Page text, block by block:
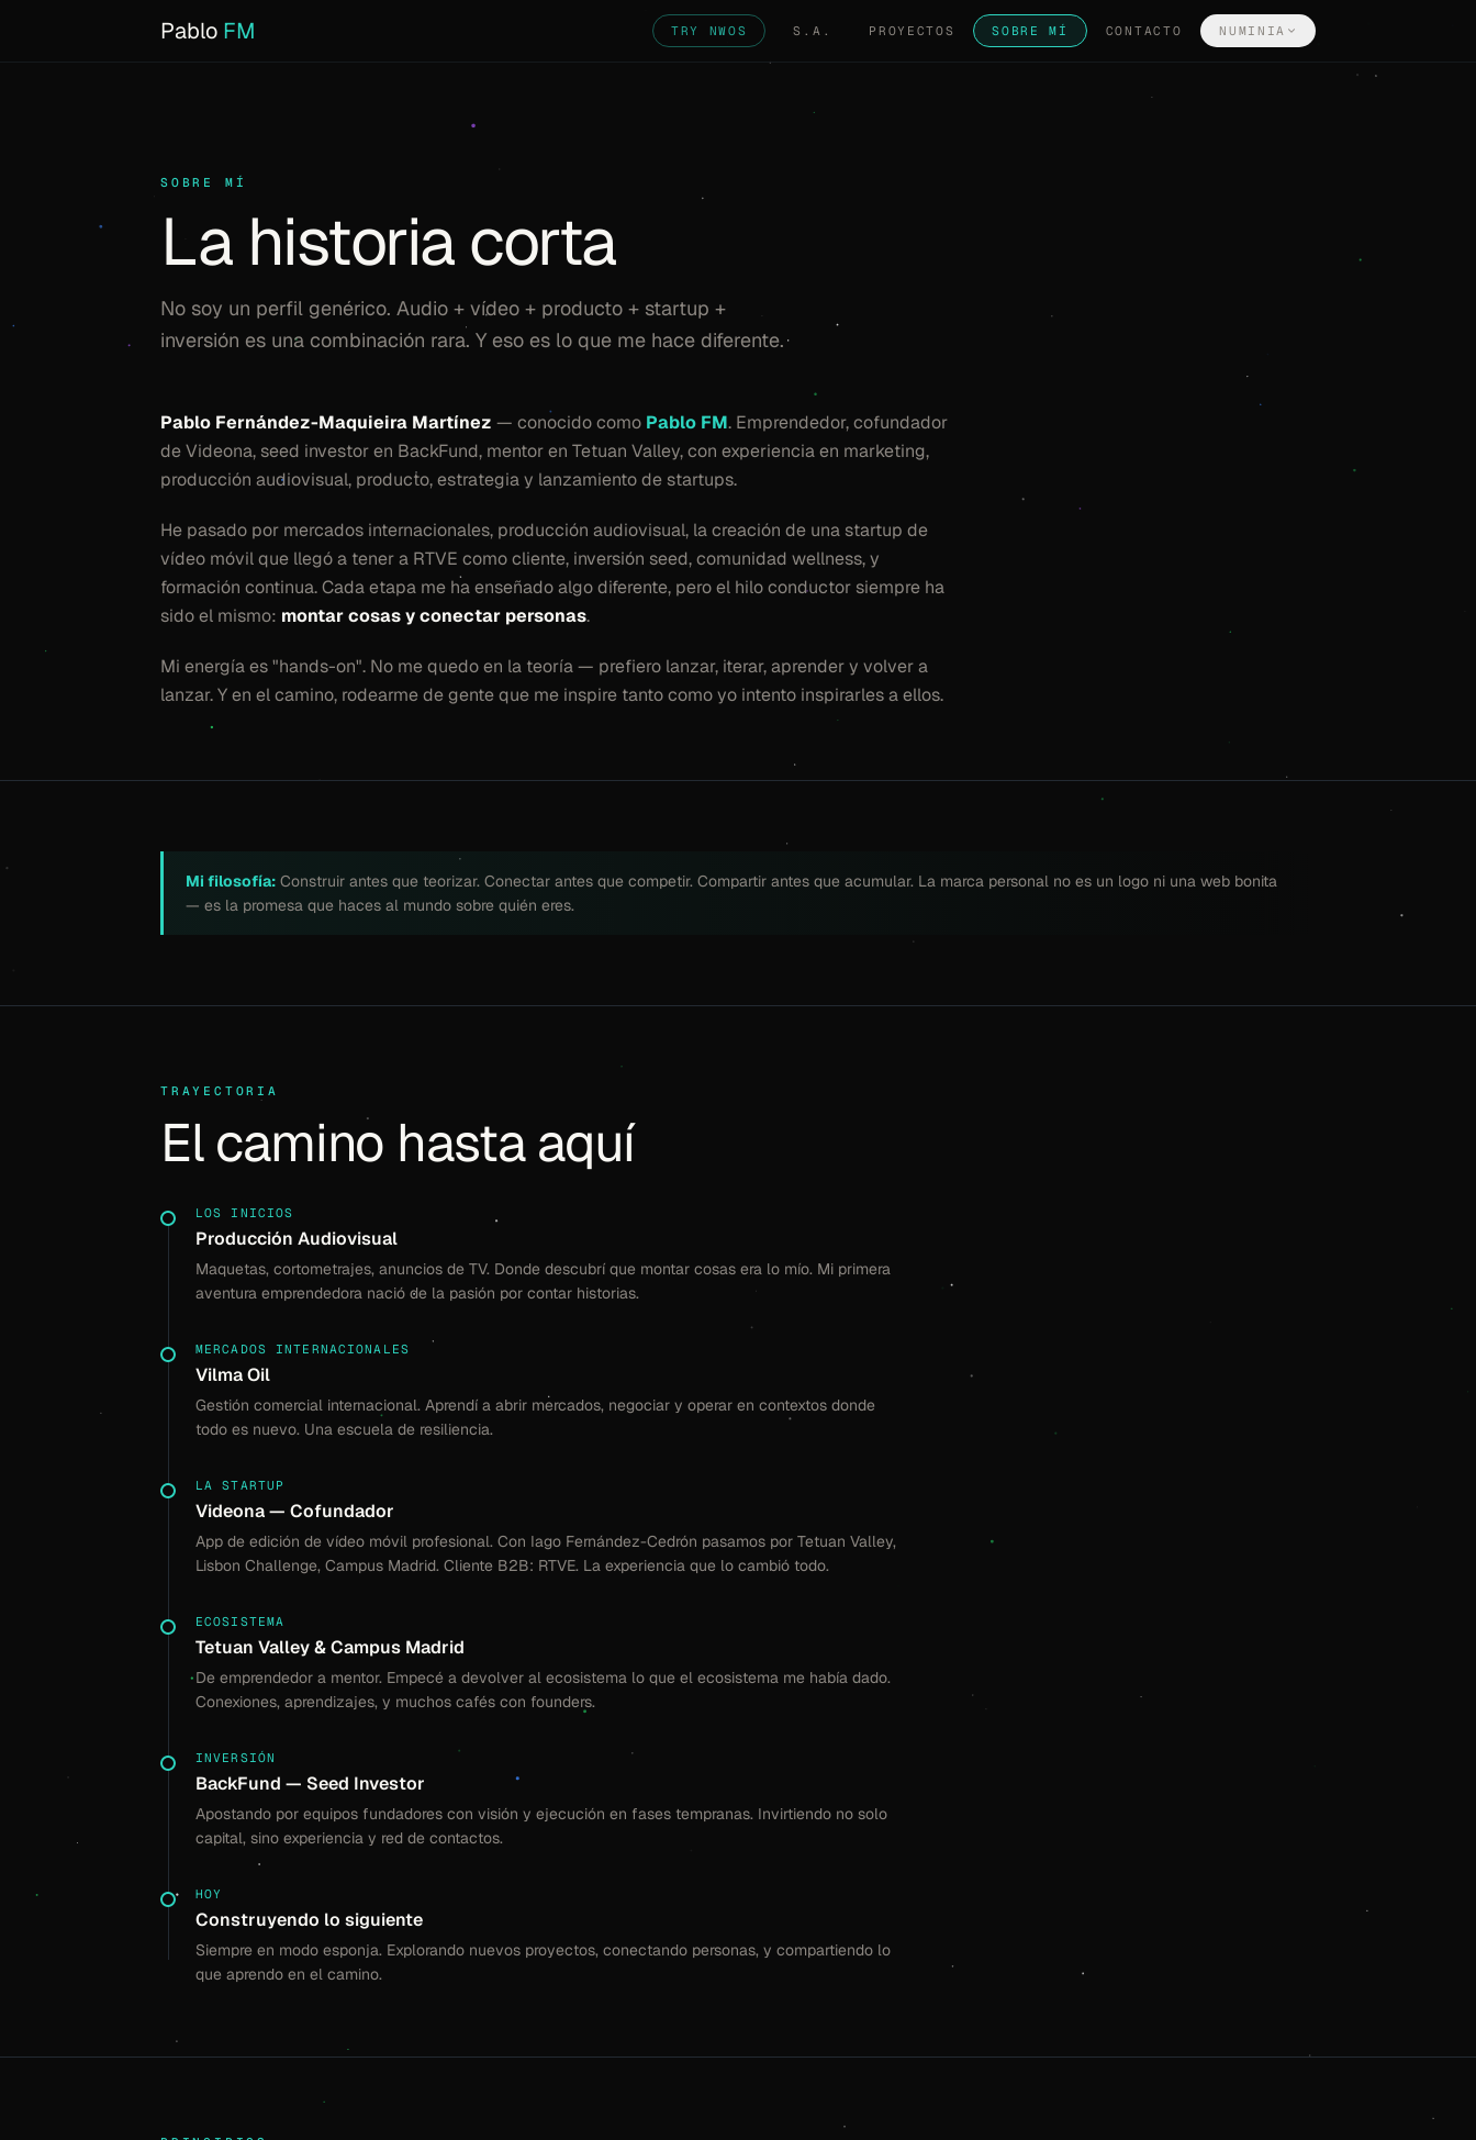
Pablo FM TRY NWOS S.A. PROYECTOS SOBRE MÍ CONTACTO NUMINIA
SOBRE MÍ
La historia corta
No soy un perfil genérico. Audio + vídeo + producto + startup +
inversión es una combinación rara. Y eso es lo que me hace diferente.
Pablo Fernández-Maquieira Martínez — conocido como Pablo FM. Emprendedor, cofundador
de Videona, seed investor en BackFund, mentor en Tetuan Valley, con experiencia en marketing,
producción audiovisual, producto, estrategia y lanzamiento de startups.
He pasado por mercados internacionales, producción audiovisual, la creación de una startup de
vídeo móvil que llegó a tener a RTVE como cliente, inversión seed, comunidad wellness, y
formación continua. Cada etapa me ha enseñado algo diferente, pero el hilo conductor siempre ha
sido el mismo: montar cosas y conectar personas.
Mi energía es "hands-on". No me quedo en la teoría — prefiero lanzar, iterar, aprender y volver a
lanzar. Y en el camino, rodearme de gente que me inspire tanto como yo intento inspirarles a ellos.
Mi filosofía: Construir antes que teorizar. Conectar antes que competir. Compartir antes que acumular. La marca personal no es un logo ni una web bonita
— es la promesa que haces al mundo sobre quién eres.
TRAYECTORIA
El camino hasta aquí
LOS INICIOS
Producción Audiovisual
Maquetas, cortometrajes, anuncios de TV. Donde descubrí que montar cosas era lo mío. Mi primera
aventura emprendedora nació de la pasión por contar historias.
MERCADOS INTERNACIONALES
Vilma Oil
Gestión comercial internacional. Aprendí a abrir mercados, negociar y operar en contextos donde
todo es nuevo. Una escuela de resiliencia.
LA STARTUP
Videona — Cofundador
App de edición de vídeo móvil profesional. Con Iago Fernández-Cedrón pasamos por Tetuan Valley,
Lisbon Challenge, Campus Madrid. Cliente B2B: RTVE. La experiencia que lo cambió todo.
ECOSISTEMA
Tetuan Valley & Campus Madrid
De emprendedor a mentor. Empecé a devolver al ecosistema lo que el ecosistema me había dado.
Conexiones, aprendizajes, y muchos cafés con founders.
INVERSIÓN
BackFund — Seed Investor
Apostando por equipos fundadores con visión y ejecución en fases tempranas. Invirtiendo no solo
capital, sino experiencia y red de contactos.
HOY
Construyendo lo siguiente
Siempre en modo esponja. Explorando nuevos proyectos, conectando personas, y compartiendo lo
que aprendo en el camino.